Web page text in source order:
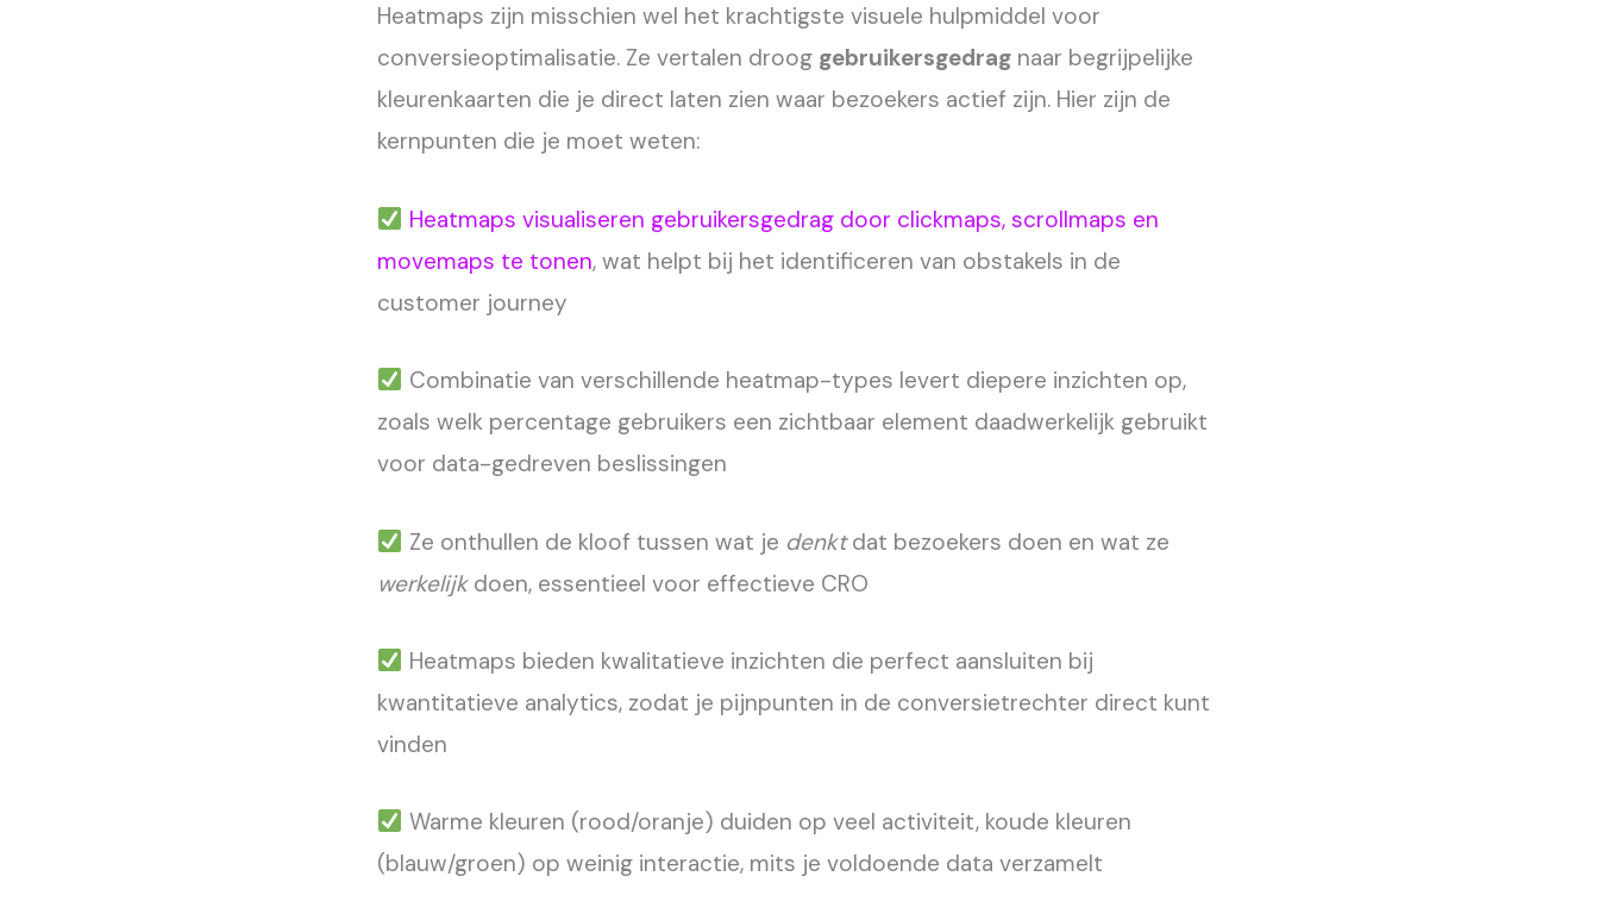
Heatmaps zijn misschien wel het krachtigste visuele hulpmiddel voor
conversieoptimalisatie. Ze vertalen droog gebruikersgedrag naar begrijpelijke
kleurenkaarten die je direct laten zien waar bezoekers actief zijn. Hier zijn de
kernpunten die je moet weten:
Heatmaps visualiseren gebruikersgedrag door clickmaps, scrollmaps en
movemaps te tonen, wat helpt bij het identificeren van obstakels in de
customer journey
Combinatie van verschillende heatmap-types levert diepere inzichten op,
zoals welk percentage gebruikers een zichtbaar element daadwerkelijk gebruikt
voor data-gedreven beslissingen
Ze onthullen de kloof tussen wat je denktdat bezoekers doen en wat ze
werkelijkdoen, essentieel voor effectieve CRO
Heatmaps bieden kwalitatieve inzichten die perfect aansluiten bij
kwantitatieve analytics, zodat je pijnpunten in de conversietrechter direct kunt
vinden
Warme kleuren (rood/oranje) duiden op veel activiteit, koude kleuren
(blauw/groen) op weinig interactie, mits je voldoende data verzamelt